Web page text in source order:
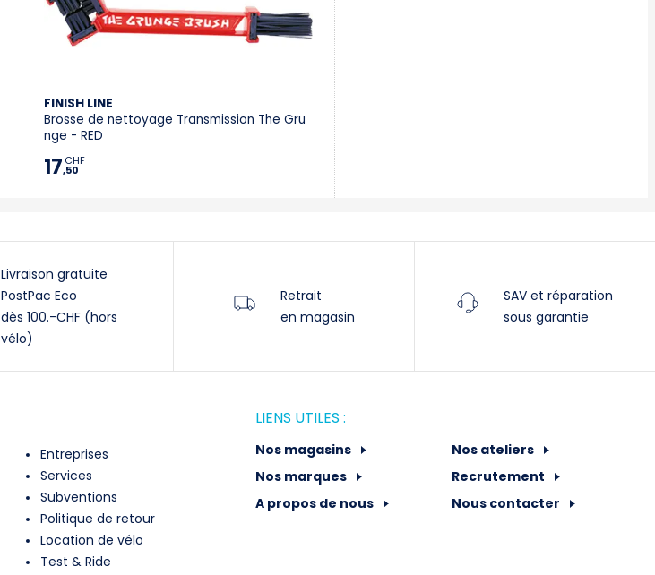
FINISH LINE
Brosse de nettoyage Transmission The Gru
nge - RED
17,50
CHF
Livraison gratuite
PostPac Eco
dès 100.-CHF (hors
vélo)
Retrait
en magasin
SAV et réparation
sous garantie
Entreprises
Services
Subventions
Politique de retour
Location de vélo
Test & Ride
LIENS UTILES :
Nos magasins
Nos ateliers
Nos marques
Recrutement
A propos de nous
Nous contacter